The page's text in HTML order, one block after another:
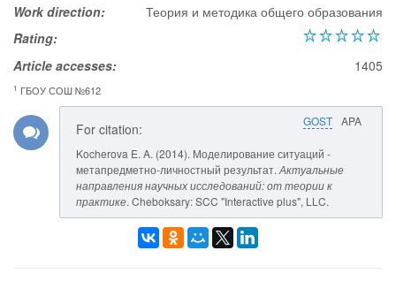
Work direction:
Теория и методика общего образования
Rating:
Article accesses:
1405
1 ГБОУ СОШ №612
GOST APA
For citation:
Kocherova E. A. (2014). Моделирование ситуаций -
метапредметно-личностный результат. Актуальные
направления научных исследований: от теории к
практике. Cheboksary: SCC "Interactive plus", LLC.